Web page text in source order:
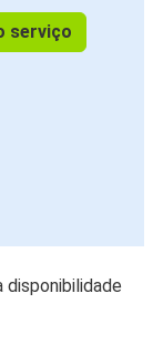
serviço